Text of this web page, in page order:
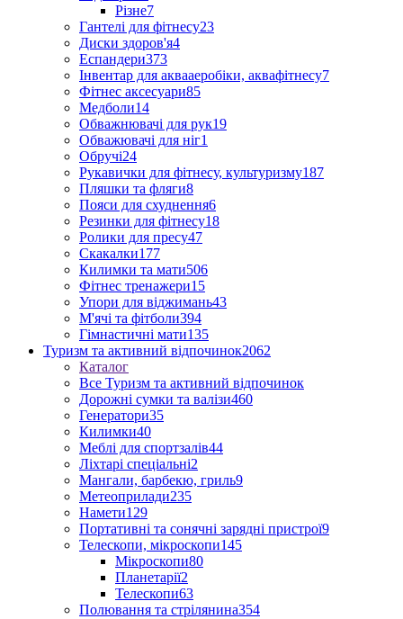
Різне7
Гантелі для фітнесу23
Диски здоров'я4
Еспандери373
Інвентар для аквааеробіки, аквафітнесу7
Фітнес аксесуари85
Медболи14
Обважнювачі для рук19
Обважювачі для ніг1
Обручі24
Рукавички для фітнесу, культуризму187
Пляшки та фляги8
Пояси для схуднення6
Резинки для фітнесу18
Ролики для пресу47
Скакалки177
Килимки та мати506
Фітнес тренажери15
Упори для віджимань43
М'ячі та фітболи394
Гімнастичні мати135
Туризм та активний відпочинок2062
Каталог
Все Туризм та активний відпочинок
Дорожні сумки та валізи460
Генератори35
Килимки40
Меблі для спортзалів44
Ліхтарі спеціальні2
Мангали, барбекю, гриль9
Метеоприлади235
Намети129
Портативні та сонячні зарядні пристрої9
Телескопи, мікроскопи145
Мікроскопи80
Планетарії2
Телескопи63
Полювання та стрілянина354